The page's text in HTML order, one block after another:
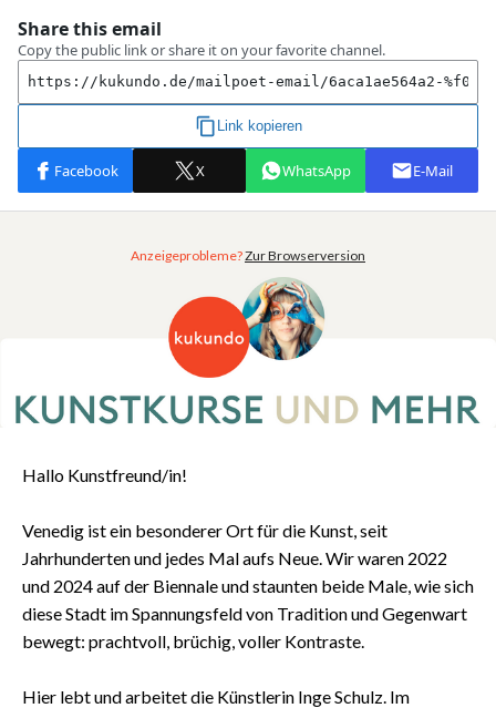
Anzeigeprobleme?Zur Browserversion
Hallo Kunstfreund/in!
Venedig ist ein besonderer Ort für die Kunst, seit
Jahrhunderten und jedes Mal aufs Neue. Wir waren 2022
und 2024 auf der Biennale und staunten beide Male, wie sich
diese Stadt im Spannungsfeld von Tradition und Gegenwart
bewegt: prachtvoll, brüchig, voller Kontraste.
Hier lebt und arbeitet die Künstlerin Inge Schulz. Im